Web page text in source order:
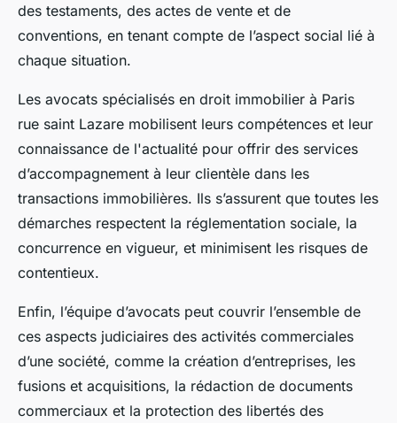
des testaments, des actes de vente et de
conventions, en tenant compte de l’aspect social lié à
chaque situation.
Les avocats spécialisés en droit immobilier à Paris
rue saint Lazare mobilisent leurs compétences et leur
connaissance de l'actualité pour offrir des services
d’accompagnement à leur clientèle dans les
transactions immobilières. Ils s’assurent que toutes les
démarches respectent la réglementation sociale, la
concurrence en vigueur, et minimisent les risques de
contentieux.
Enfin, l’équipe d’avocats peut couvrir l’ensemble de
ces aspects judiciaires des activités commerciales
d’une société, comme la création d’entreprises, les
fusions et acquisitions, la rédaction de documents
commerciaux et la protection des libertés des